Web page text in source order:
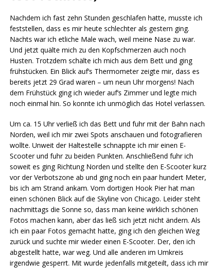
Nachdem ich fast zehn Stunden geschlafen hatte, musste ich
feststellen, dass es mir heute schlechter als gestern ging.
Nachts war ich etliche Male wach, weil meine Nase zu war.
Und jetzt quälte mich zu den Kopfschmerzen auch noch
Husten. Trotzdem schälte ich mich aus dem Bett und ging
frühstücken. Ein Blick auf‘s Thermometer zeigte mir, dass es
bereits jetzt 29 Grad waren – um neun Uhr morgens! Nach
dem Frühstück ging ich wieder auf‘s Zimmer und legte mich
noch einmal hin. So konnte ich unmöglich das Hotel verlassen.
Um ca. 15 Uhr verließ ich das Bett und fuhr mit der Bahn nach
Norden, weil ich mir zwei Spots anschauen und fotografieren
wollte. Unweit der Haltestelle schnappte ich mir einen E-
Scooter und fuhr zu beiden Punkten. Anschließend fuhr ich
soweit es ging Richtung Norden und stellte den E-Scooter kurz
vor der Verbotszone ab und ging noch ein paar hundert Meter,
bis ich am Strand ankam. Vom dortigen Hook Pier hat man
einen schönen Blick auf die Skyline von Chicago. Leider steht
nachmittags die Sonne so, dass man keine wirklich schönen
Fotos machen kann, aber das ließ sich jetzt nicht ändern. Als
ich ein paar Fotos gemacht hatte, ging ich den gleichen Weg
zurück und suchte mir wieder einen E-Scooter. Der, den ich
abgestellt hatte, war weg. Und alle anderen im Umkreis
irgendwie gesperrt. Mit wurde jedenfalls mitgeteilt, dass ich mir